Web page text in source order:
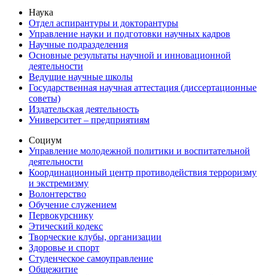
Наука
Отдел аспирантуры и докторантуры
Управление науки и подготовки научных кадров
Научные подразделения
Основные результаты научной и инновационной
деятельности
Ведущие научные школы
Государственная научная аттестация (диссертационные
советы)
Издательская деятельность
Университет – предприятиям
Социум
Управление молодежной политики и воспитательной
деятельности
Координационный центр противодействия терроризму
и экстремизму
Волонтерство
Обучение служением
Первокурснику
Этический кодекс
Творческие клубы, организации
Здоровье и спорт
Студенческое самоуправление
Общежитие